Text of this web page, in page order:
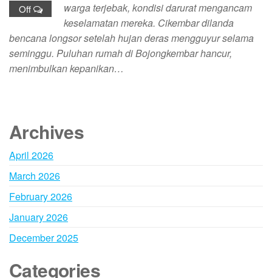
Off
warga terjebak, kondisi darurat mengancam
keselamatan mereka. Cikembar dilanda
bencana longsor setelah hujan deras mengguyur selama
seminggu. Puluhan rumah di Bojongkembar hancur,
menimbulkan kepanikan…
Archives
April 2026
March 2026
February 2026
January 2026
December 2025
Categories